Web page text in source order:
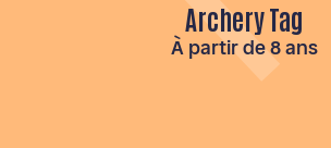
Archery Tag
À partir de 8 ans